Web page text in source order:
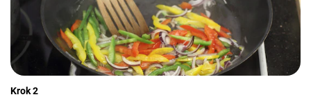
Krok 2